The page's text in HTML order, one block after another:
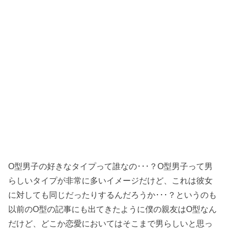
O型男子の好きなタイプって誰なの･･･？O型男子って男
らしいタイプが非常に多いイメージだけど、これは彼女
に対しても同じだったりするんだろうか･･･？というのも
以前のO型の記事にも出てきたように僕の親友はO型なん
だけど、どこか恋愛においてはそこまで男らしいと思っ